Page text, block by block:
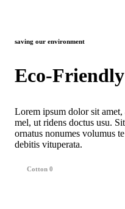
saving our environment
Eco-
Lorem ipsum dolor sit amet,
mel, ut ridens doctus usu.
ornatus nonumes volumus
debitis vituperata.
Cotton 0